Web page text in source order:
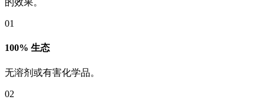
的效果。
01
100% 生态
无溶剂或有害化学品。
02